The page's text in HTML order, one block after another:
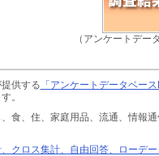
（アンケートデー
供する 「アンケートデータベー
。
、食、住、家庭用品、流通、情報
クロス集計、自由回答、ローデー